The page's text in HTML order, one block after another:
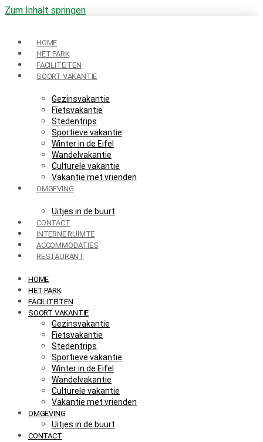
Zum Inhalt springen
HOME
HET PARK
FACILITEITEN
SOORT VAKANTIE
Gezinsvakantie
Fietsvakantie
Stedentrips
Sportieve vakantie
Winter in de Eifel
Wandelvakantie
Culturele vakantie
Vakantie met vrienden
OMGEVING
Uitjes in de buurt
CONTACT
INTERNE RUIMTE
ACCOMMODATIES
RESTAURANT
HOME
HET PARK
FACILITEITEN
SOORT VAKANTIE
Gezinsvakantie
Fietsvakantie
Stedentrips
Sportieve vakantie
Winter in de Eifel
Wandelvakantie
Culturele vakantie
Vakantie met vrienden
OMGEVING
Uitjes in de buurt
CONTACT